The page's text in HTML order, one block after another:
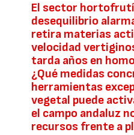
El sector
desequilibrio
retira materias
velocidad
tarda años en
¿Qué medidas
herramientas
vegetal puede
el campo andaluz
recursos frente a